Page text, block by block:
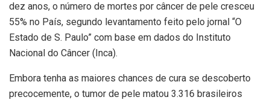
dez anos, o número de mortes por câncer de pele cresceu
55% no País, segundo levantamento feito pelo jornal “O
Estado de S. Paulo” com base em dados do Instituto
Nacional do Câncer (Inca).
Embora tenha as maiores chances de cura se descoberto
precocemente, o tumor de pele matou 3.316 brasileiros